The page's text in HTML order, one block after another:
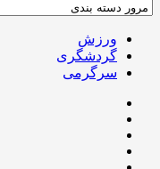
ورزش
گردشگری
سرگرمی